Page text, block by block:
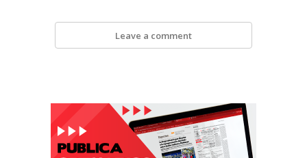
Leave a comment